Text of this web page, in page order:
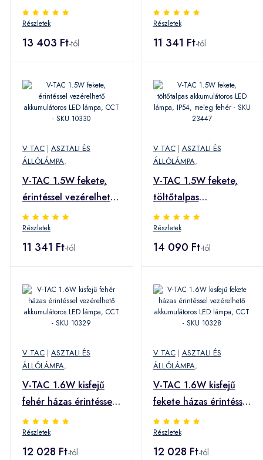
akkumulátoros LED
lámpa, 2700K+5700K
- SKU 10450
Részletek
13 403 Ft-tól
akkumulátoros LED
lámpa, CCT - SKU
10325
Részletek
11 341 Ft-tól
V TAC | ASZTALI ÉS
ÁLLÓLÁMPA,
V-TAC 1.5W fekete,
érintéssel vezérelhető
akkumulátoros LED
lámpa, CCT - SKU
10330
Részletek
11 341 Ft-tól
V TAC| ASZTALI ÉS
ÁLLÓLÁMPA,
V-TAC 1.5W fekete,
töltőtalpas
akkumulátoros LED
lámpa, IP54, meleg
fehér - SKU 23447
Részletek
14 090 Ft-tól
V TAC | ASZTALI ÉS
ÁLLÓLÁMPA,
V-TAC 1.6W kisfejű
fehér házas érintéssel
vezérelhető
akkumulátoros LED
lámpa, CCT - SKU
Részletek
12 028 Ft-tól
V TAC| ASZTALI ÉS
ÁLLÓLÁMPA,
V-TAC 1.6W kisfejű
fekete házas érintéssel
vezérelhető
akkumulátoros LED
lámpa, CCT - SKU
Részletek
12 028 Ft-tól